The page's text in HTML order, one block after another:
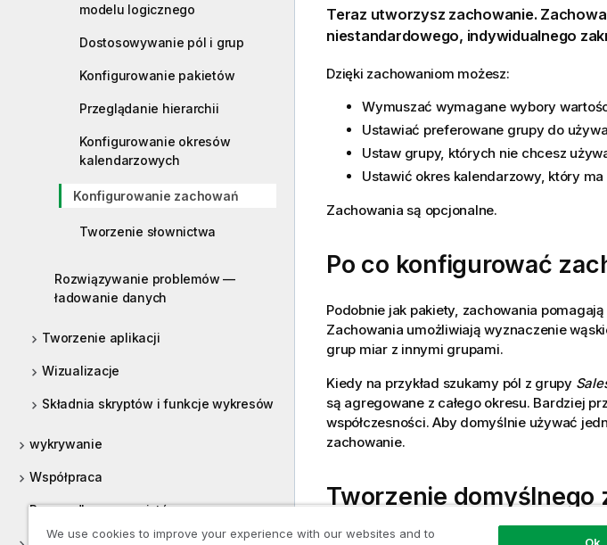
modelu logicznego
Dostosowywanie pól i grup
Konfigurowanie pakietów
Przeglądanie hierarchii
Konfigurowanie okresów
kalendarzowych
Konfigurowanie zachowań
Tworzenie słownictwa
Rozwiązywanie problemów —
ładowanie danych
Tworzenie aplikacji
Wizualizacje
Składnia skryptów i funkcje wykresów
wykrywanie
Współpraca
Pomoc dla programistów
Teraz utworzysz zachowanie.
niestandardowego, indywidualnego
Dzięki zachowaniom możesz:
Wymuszać wymagane wybory
Ustawiać preferowane grupy do
Ustaw grupy, których nie chcesz
Ustawić okres kalendarzowy, który
Zachowania są opcjonalne.
Po co konfigurować
Podobnie jak pakiety, zachowania
Zachowania umożliwiają wyznaczenie
grup miar z innymi grupami.
Kiedy na przykład szukamy pól z grupy
są agregowane z całego okresu. Bardziej
współczesności. Aby domyślnie używać
zachowanie.
Tworzenie domyślnego
kalendarzowego
We use cookies to improve your experience with our websites and to